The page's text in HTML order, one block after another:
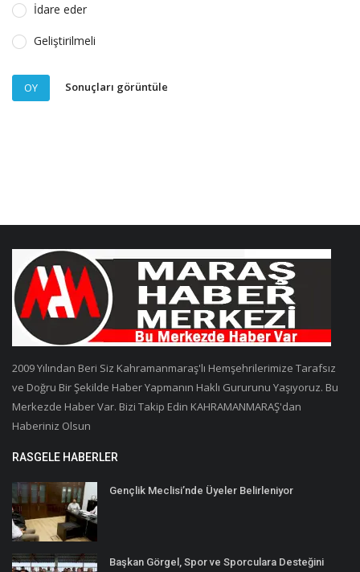
İdare eder
Geliştirilmeli
OY Sonuçları görüntüle
2009 Yılından Beri Siz Kahramanmaraş'lı Hemşehrilerimize Tarafsız
ve Doğru Bir Şekilde Haber Yapmanın Haklı Gururunu Yaşıyoruz. Bu
Merkezde Haber Var. Bizi Takip Edin KAHRAMANMARAŞ'dan
Haberiniz Olsun
RASGELE HABERLER
Gençlik Meclisi’nde Üyeler Belirleniyor
Başkan Görgel, Spor ve Sporculara Desteğini